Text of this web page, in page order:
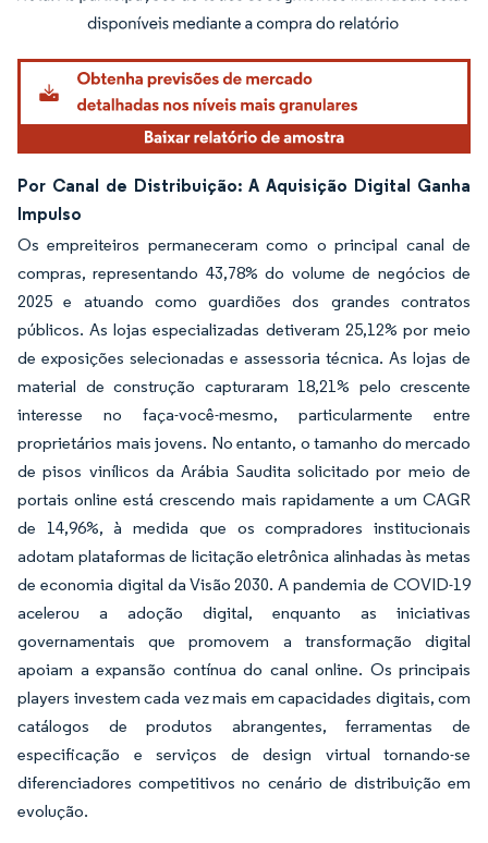
Imagem © Mordor Intelligence. O reuso requer atribuição conforme CC BY 4.0.
Por Canal de Distribuição: A Aquisição Digital Ganha
Impulso
Os empreiteiros permaneceram como o principal canal de
compras, representando 43,78% do volume de negócios de
2025 e atuando como guardiões dos grandes contratos
públicos. As lojas especializadas detiveram 25,12% por meio
de exposições selecionadas e assessoria técnica. As lojas de
material de construção capturaram 18,21% pelo crescente
interesse no faça-você-mesmo, particularmente entre
proprietários mais jovens. No entanto, o tamanho do mercado
de pisos vinílicos da Arábia Saudita solicitado por meio de
portais online está crescendo mais rapidamente a um CAGR
de 14,96%, à medida que os compradores institucionais
adotam plataformas de licitação eletrônica alinhadas às metas
de economia digital da Visão 2030. A pandemia de COVID-19
acelerou a adoção digital, enquanto as iniciativas
governamentais que promovem a transformação digital
apoiam a expansão contínua do canal online. Os principais
players investem cada vez mais em capacidades digitais, com
catálogos de produtos abrangentes, ferramentas de
especificação e serviços de design virtual tornando-se
diferenciadores competitivos no cenário de distribuição em
evolução.